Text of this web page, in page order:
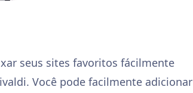
seus sites favoritos fácilmente
Você pode facilmente adicionar